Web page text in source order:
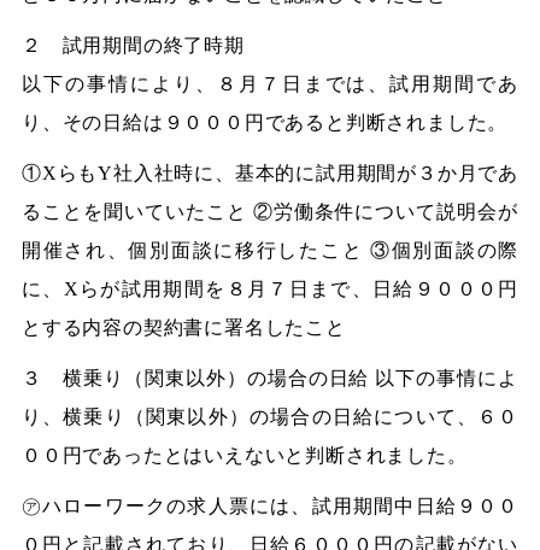
２ 試用期間の終了時期
以下の事情により、８月７日までは、試用期間であ
り、その日給は９０００円であると判断されました。
①XらもY社入社時に、基本的に試用期間が３か月であ
ることを聞いていたこと ②労働条件について説明会が
開催され、個別面談に移行したこと ③個別面談の際
に、Xらが試用期間を８月７日まで、日給９０００円
とする内容の契約書に署名したこと
３ 横乗り（関東以外）の場合の日給 以下の事情によ
り、横乗り（関東以外）の場合の日給について、６０
００円であったとはいえないと判断されました。
㋐ハローワークの求人票には、試用期間中日給９００
０円と記載されており、日給６０００円の記載がない